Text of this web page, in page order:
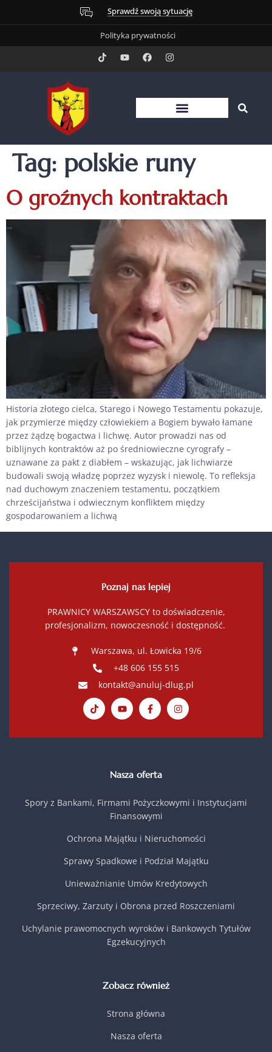
Sprawdź swoją sytuację
Polityka prywatności
Tag: polskie runy
O groźnych kontraktach
Historia złotego cielca, Starego i Nowego Testamentu pokazuje,
jak przymierze między człowiekiem a Bogiem bywało łamane
przez żądzę bogactwa i lichwę. Autor prowadzi nas od
biblijnych kontraktów aż po średniowieczne cyrografy –
uznawane za pakt z diabłem – wskazując, jak lichwiarze
budowali swoją władzę poprzez wyzysk i niewolę. To refleksja
nad duchowym znaczeniem testamentu, początkiem
chrześcijaństwa i odwiecznym konfliktem między
gospodarowaniem a lichwą
Poznaj nas lepiej
PRAWNICY WARSZAWSCY to doświadczenie,
profesjonalizm, nowoczesność i dostępność.
Warszawa, ul. Łowicka 19/6
+48 606 155 515
kontakt@anuluj-dlug.pl
Nasza oferta
Spory z Bankami, Firmami Pożyczkowymi i Instytucjami
Finansowymi
Ochrona Majątku i Nieruchomości
Sprawy Spadkowe i Podział Majątku
Unieważnianie Umów Kredytowych
Sprzeciwy, Zarzuty i Obrona przed Roszczeniami
Uchylanie prawomocnych wyroków i Bankowych Tytułów
Egzekucyjnych
Zobacz również
Strona główna
Nasza oferta